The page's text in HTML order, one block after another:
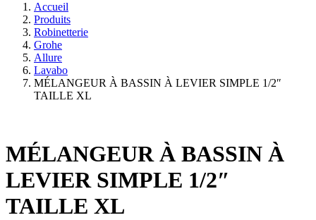
Accueil
Produits
Robinetterie
Grohe
Allure
Lavabo
MÉLANGEUR À BASSIN À LEVIER SIMPLE 1/2″
TAILLE XL
MÉLANGEUR À BASSIN À
LEVIER SIMPLE 1/2″
TAILLE XL